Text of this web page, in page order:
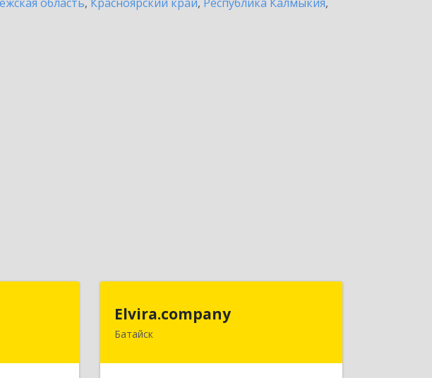
г,
Elvira.company
Батайск